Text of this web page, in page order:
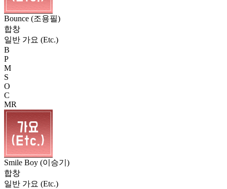
Bounce (조용필)
합창
일반 가요 (Etc.)
B
P
M
S
O
C
MR
Smile Boy (이승기)
합창
일반 가요 (Etc.)